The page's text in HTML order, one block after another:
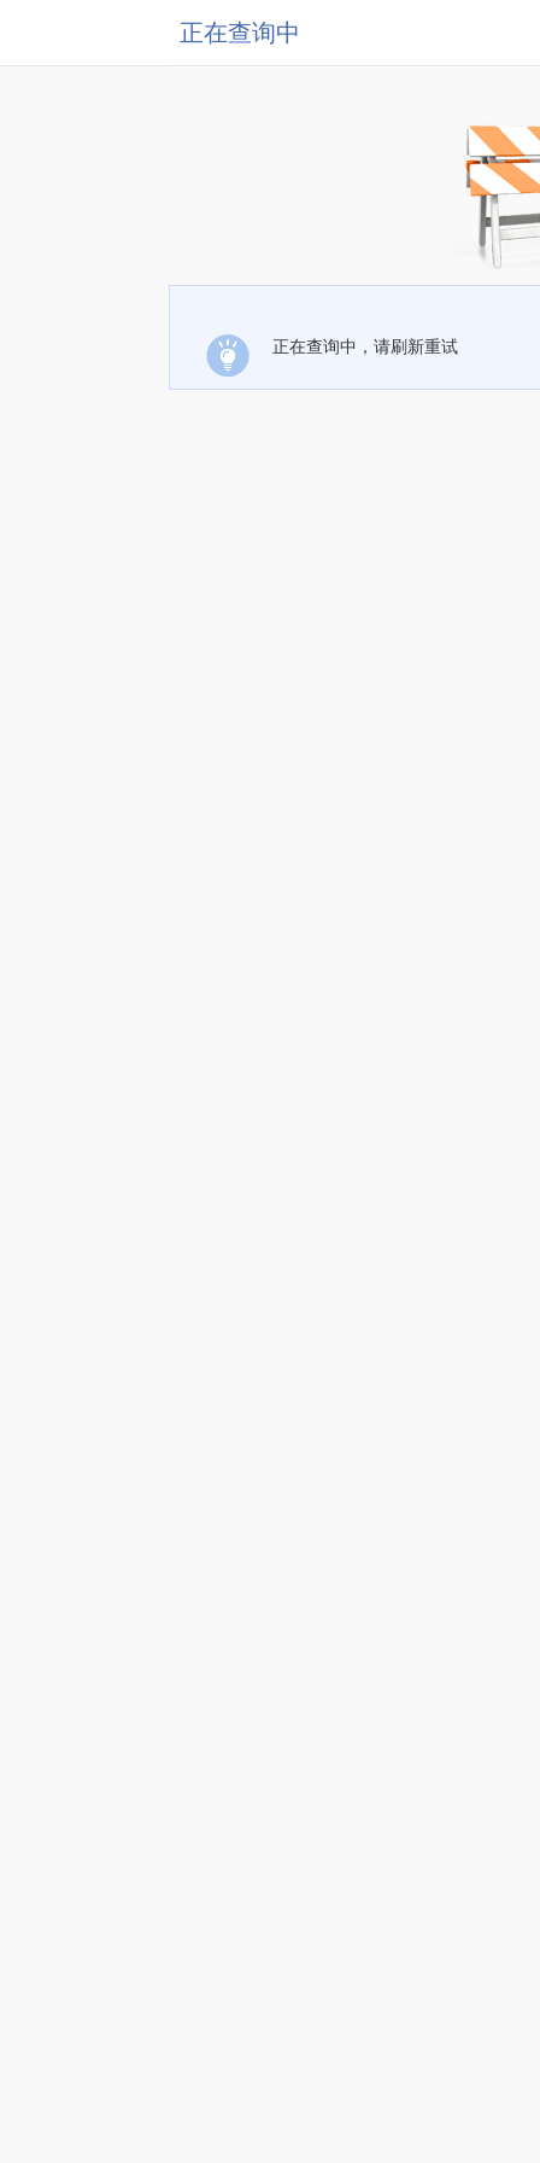
正在查询中
正在查询中，请刷新重试